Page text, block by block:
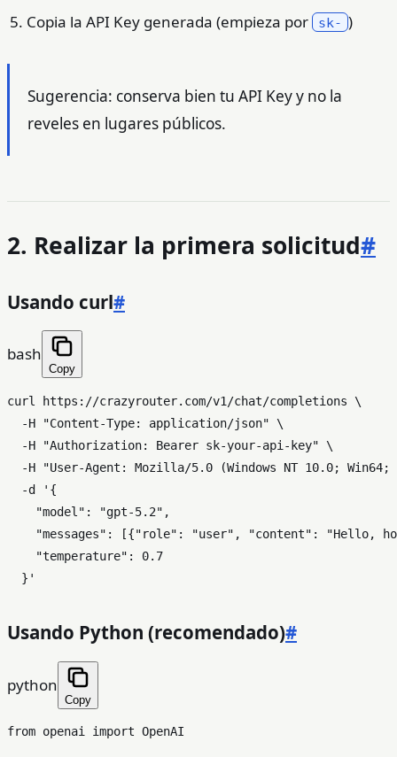
Copia la API Key generada (empieza por
sk- )
Sugerencia: conserva bien tu API Key y no la
reveles en lugares públicos.
2. Realizar la primera solicitud#
Usando curl#
bash
Copy
curl https://crazyrouter.com/v1/chat/completions \
  -H
"Content-Type: application/json" \
  -H
"Authorization: Bearer sk-your-api-key" \
  -H
"User-Agent: Mozilla/5.0 (Windows NT 10.0; Win64;
  -d
'{
    "model": "gpt-5.2",
"messages": [{"role": "user", "content": "Hello,
    "temperature": 0.7
  }'
Usando Python (recomendado)#
python
Copy
from openai import OpenAI